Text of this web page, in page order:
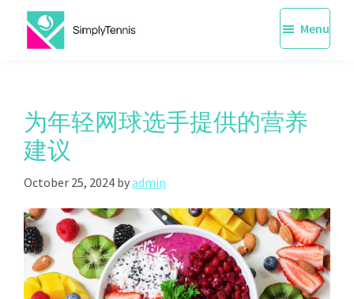
Singapore
Menu
为年轻网球选手提供的营养
建议
October 25, 2024 byadmin